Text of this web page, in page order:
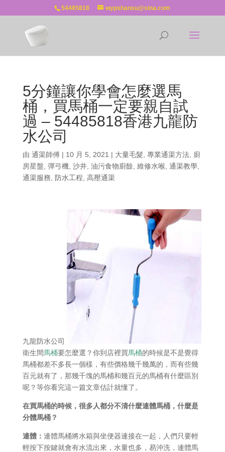
54485818 wypshansu@sina.com
5分鐘讓你學會怎麼選馬
桶，買馬桶一定要親自試
過 – 54485818香港九龍防
水公司
由 通渠師傅| 10 月 5, 2021 | 大量毛髮 專業通渠方法, 廚
房星盤 彈弓機 沙井, 油污食物廚餘, 維修水喉, 通渠教學,
通渠服務
防水工程 高壓通渠
九龍防水公司
衛生間馬桶要怎麼選？你到店裡買馬桶的時候是不是覺得
馬桶都差不多長一個樣，有些價格幾千幾萬的，而有些幾
百元就有了，那幾千塊的馬桶和幾百元的馬桶有什麼區別
呢？等你看完這一篇文章估計就懂了。
在買馬桶的時候，很多人都分不清什麼連體馬桶，什麼是
分體馬桶？
連體： 連體馬桶將水箱與坐便器連接在一起，人們只要輕
輕按下按鍵就會有水流出來，水量也多，易沖洗，連體馬